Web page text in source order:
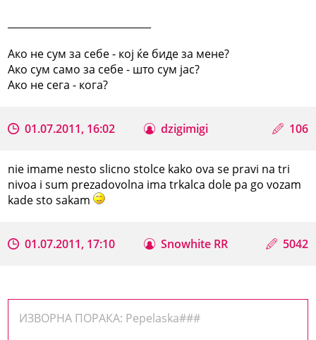
Ако не сум за себе - кој ќе биде за мене?
Ако сум само за себе - што сум јас?
Ако не сега - кога?
01.07.2011, 16:02 dzigimigi 106
nie imame nesto slicno stolce kako ova se pravi na tri
nivoa i sum prezadovolna ima trkalca dole pa go vozam
kade sto sakam
01.07.2011, 17:10 Snowhite RR 5042
ИЗВОРНА ПОРАКА: Pepelaska###